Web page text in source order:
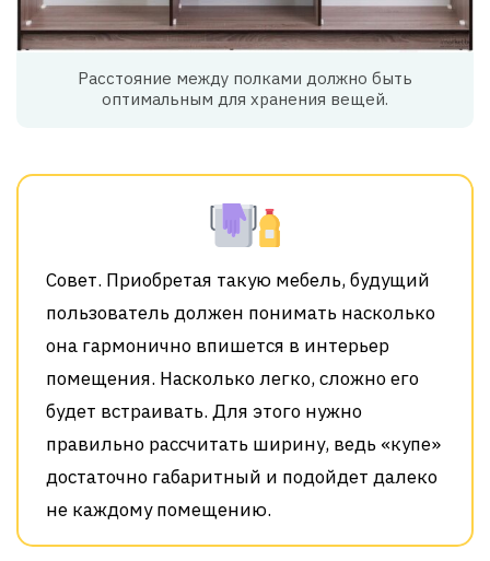
Расстояние между полками должно быть
оптимальным для хранения вещей.
Совет. Приобретая такую мебель, будущий
пользователь должен понимать насколько
она гармонично впишется в интерьер
помещения. Насколько легко, сложно его
будет встраивать. Для этого нужно
правильно рассчитать ширину, ведь «купе»
достаточно габаритный и подойдет далеко
не каждому помещению.